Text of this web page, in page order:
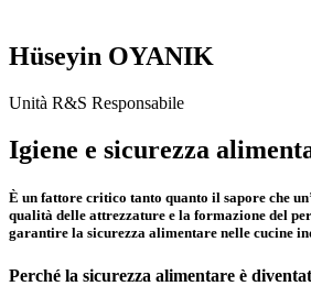
Hüseyin OYANIK
Unità R&S Responsabile
Igiene e sicurezza
È un fattore critico tanto quanto il sapore che
qualità delle attrezzature e la formazione del
garantire la sicurezza alimentare nelle cucine
Perché la sicurezza alimentare è